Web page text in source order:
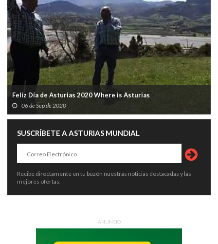
Feliz Día de Asturias 2020 Where is Asturias
06 de Sep de 2020
SUSCRÍBETE A ASTURIAS MUNDIAL
Recibe directamente en tu buzón nuestras noticias destacadas y las
mejores ofertas.
ANUNCIO